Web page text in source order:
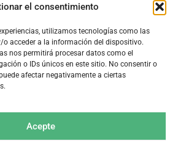
el consentimiento
utilizamos tecnologías como las
acceder a la información del dispositivo.
nos permitirá procesar datos como el
o IDs únicos en este sitio. No consentir o
afectar negativamente a ciertas
Acepte